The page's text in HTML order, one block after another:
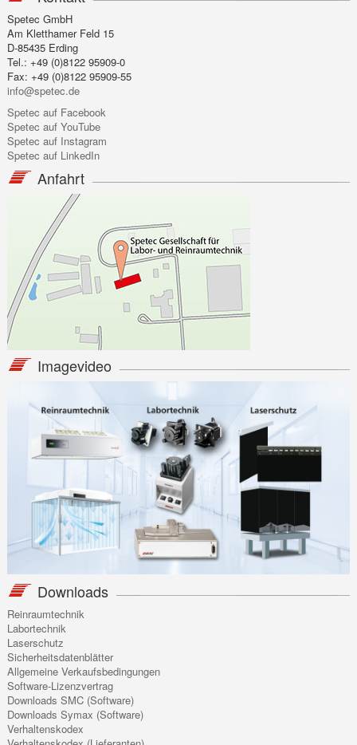
Spetec GmbH
Am Kletthamer Feld 15
D-85435 Erding
Tel.: +49 (0)8122 95909-0
Fax: +49 (0)8122 95909-55
info@spetec.de
Spetec auf Facebook
Spetec auf YouTube
Spetec auf Instagram
Spetec auf LinkedIn
Anfahrt
Imagevideo
Downloads
Reinraumtechnik
Labortechnik
Laserschutz
Sicherheitsdatenblätter
Allgemeine Verkaufsbedingungen
Software-Lizenzvertrag
Downloads SMC (Software)
Downloads Symax (Software)
Verhaltenskodex